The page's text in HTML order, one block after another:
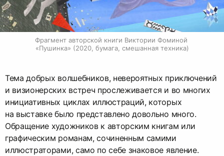
Фрагмент авторской книги Виктории Фоминой
«Пушинка» (2020, бумага, смешанная техника)
Тема добрых волшебников, невероятных приключений
и визионерских встреч прослеживается и во многих
инициативных циклах иллюстраций, которых
на выставке было представлено довольно много.
Обращение художников к авторским книгам или
графическим романам, сочиненным самими
иллюстраторами, само по себе знаковое явление.